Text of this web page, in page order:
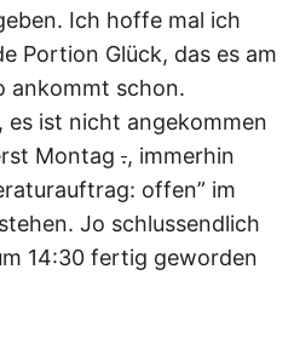
Ich hoffe mal ich
Portion Glück, das es am
ankommt schon.
es ist nicht angekommen
Montag ., immerhin
offen” im
Jo schlussendlich
14:30 fertig geworden